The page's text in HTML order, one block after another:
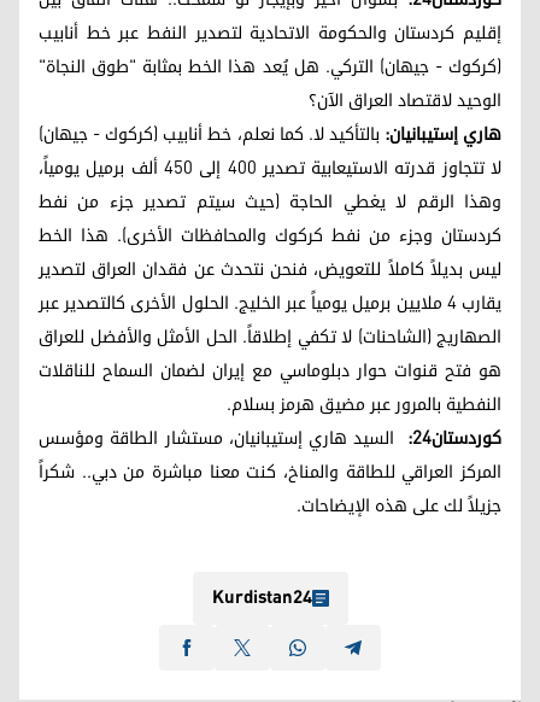
إقليم كردستان والحكومة الاتحادية لتصدير النفط عبر خط أنابيب
(كركوك - جيهان) التركي. هل يُعد هذا الخط بمثابة "طوق النجاة"
الوحيد لاقتصاد العراق الآن؟
هاري إستيبانيان: بالتأكيد لا. كما نعلم، خط أنابيب (كركوك - جيهان)
لا تتجاوز قدرته الاستيعابية تصدير 400 إلى 450 ألف برميل يومياً،
وهذا الرقم لا يغطي الحاجة (حيث سيتم تصدير جزء من نفط
كردستان وجزء من نفط كركوك والمحافظات الأخرى). هذا الخط
ليس بديلاً كاملاً للتعويض، فنحن نتحدث عن فقدان العراق لتصدير
يقارب 4 ملايين برميل يومياً عبر الخليج. الحلول الأخرى كالتصدير عبر
الصهاريج (الشاحنات) لا تكفي إطلاقاً. الحل الأمثل والأفضل للعراق
هو فتح قنوات حوار دبلوماسي مع إيران لضمان السماح للناقلات
النفطية بالمرور عبر مضيق هرمز بسلام.
كوردستان24:
السيد هاري إستيبانيان، مستشار الطاقة ومؤسس
المركز العراقي للطاقة والمناخ، كنت معنا مباشرة من دبي.. شكراً
جزيلاً لك على هذه الإيضاحات.
Kurdistan24